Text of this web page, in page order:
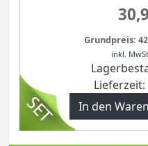
Grundpreis:
inkl.